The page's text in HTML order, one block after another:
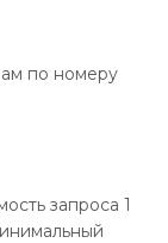
по номеру
запроса 1